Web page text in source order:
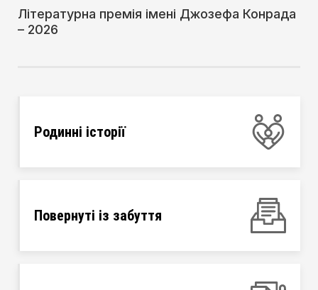
Літературна премія імені Джозефа Конрада
– 2026
Родинні історії
Повернуті із забуття